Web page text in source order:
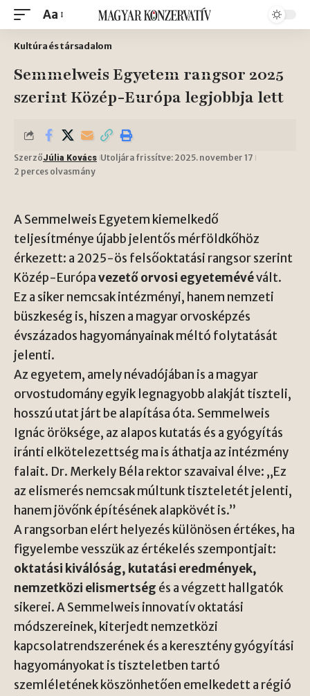
Aa
Kultúra és társadalom
Semmelweis Egyetem rangsor 2025
szerint Közép-Európa legjobbja lett
SzerzőJúlia Kovács Utoljára frissítve: 2025. november 17
2 perces olvasmány
A Semmelweis Egyetem kiemelkedő
teljesítménye újabb jelentős mérföldkőhöz
érkezett: a 2025-ös felsőoktatási rangsor szerint
Közép-Európavezető orvosi egyetemévévált.
Ez a siker nemcsak intézményi, hanem nemzeti
büszkeség is, hiszen a magyar orvosképzés
évszázados hagyományainak méltó folytatását
jelenti.
Az egyetem, amely névadójában is a magyar
orvostudomány egyik legnagyobb alakját tiszteli,
hosszú utat járt be alapítása óta. Semmelweis
Ignác öröksége, az alapos kutatás és a gyógyítás
iránti elkötelezettség ma is áthatja az intézmény
falait. Dr. Merkely Béla rektor szavaival élve: „Ez
az elismerés nemcsak múltunk tiszteletét jelenti,
hanem jövőnk építésének alapkövét is.”
A rangsorban elért helyezés különösen értékes, ha
figyelembe vesszük az értékelés szempontjait:
oktatási kiválóság, kutatási eredmények,
nemzetközi elismertség és a végzett hallgatók
sikerei. A Semmelweis innovatív oktatási
módszereinek, kiterjedt nemzetközi
kapcsolatrendszerének és a keresztény gyógyítási
hagyományokat is tiszteletben tartó
szemléletének köszönhetően emelkedett a régió